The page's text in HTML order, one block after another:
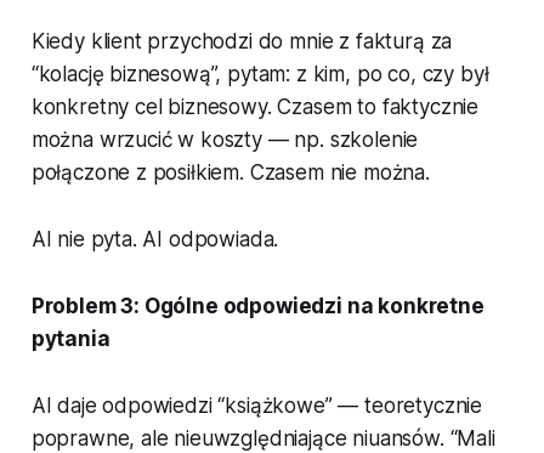
Kiedy klient przychodzi do mnie z fakturą za
“kolację biznesową”, pytam: z kim, po co, czy był
konkretny cel biznesowy. Czasem to faktycznie
można wrzucić w koszty — np. szkolenie
połączone z posiłkiem. Czasem nie można.
AI nie pyta. AI odpowiada.
Problem 3: Ogólne odpowiedzi na konkretne
pytania
AI daje odpowiedzi “książkowe” — teoretycznie
poprawne, ale nieuwzględniające niuansów. “Mali